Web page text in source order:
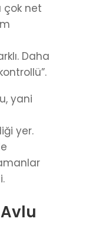
çok net
Daha
yani
yer.